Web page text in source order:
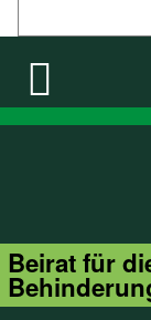
Beirat für